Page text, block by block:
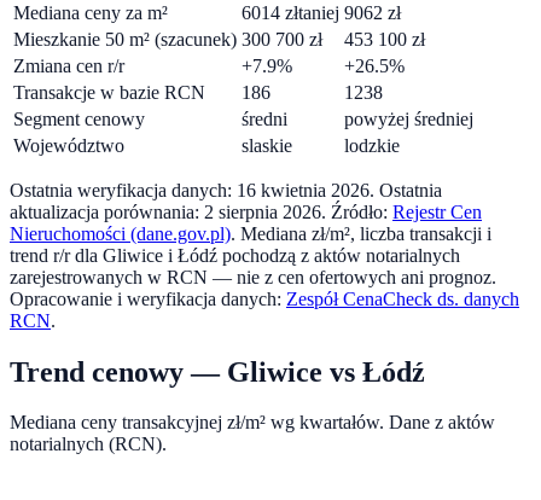
Mediana ceny za m²
6014 złtaniej 9062 zł
Mieszkanie 50 m² (szacunek) 300 700 zł 453 100 zł
Zmiana cen r/r
+7.9% +26.5%
Transakcje w bazie RCN
186
1238
Segment cenowy
średni
powyżej średniej
Województwo
slaskie lodzkie
Ostatnia weryfikacja danych: 16 kwietnia 2026. Ostatnia
aktualizacja porównania: 2 sierpnia 2026. Źródło: Rejestr Cen
Nieruchomości (dane.gov.pl). Mediana zł/m², liczba transakcji i
trend r/r dla Gliwice i Łódź pochodzą z aktów notarialnych
zarejestrowanych w RCN — nie z cen ofertowych ani prognoz.
Opracowanie i weryfikacja danych: Zespół CenaCheck ds. danych
RCN.
Trend cenowy — Gliwice vs Łódź
Mediana ceny transakcyjnej zł/m² wg kwartałów. Dane z aktów
notarialnych (RCN).